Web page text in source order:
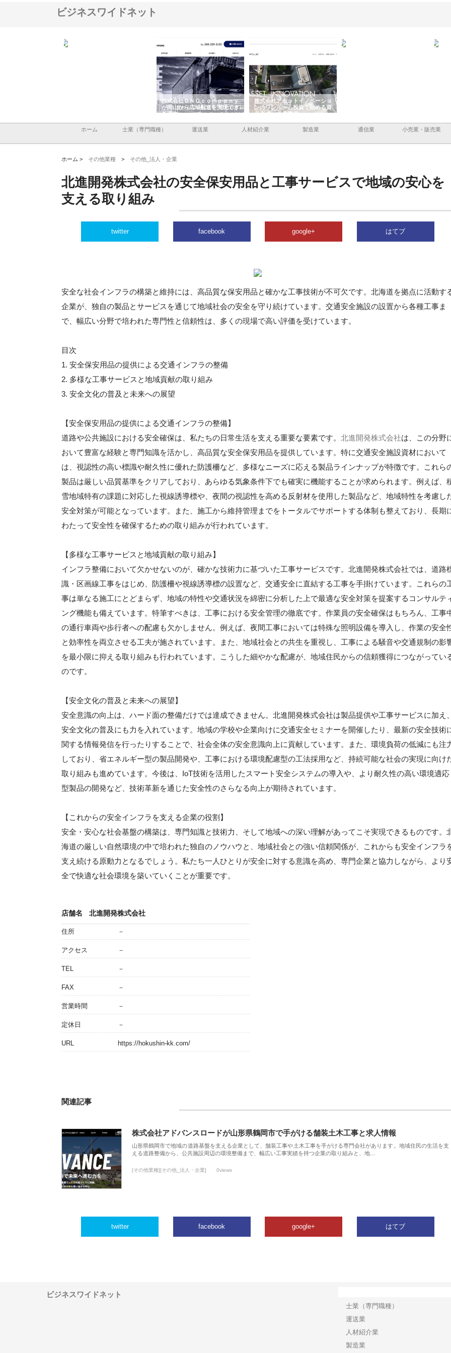
ビジネスワイドネット
株式会社ＯＮＯｃｏｍｐａｎｙ
が岡山から広域配送を実現でき
る理由
株式会社アセットイノベーショ
ンのワンルーム投資で始める資
産形成と老後準備
ホーム 士業（専門職種） 運送業 人材紹介業 製造業 通信業 小売業・販売業
ホーム > その他業種 > その他_法人・企業
北進開発株式会社の安全保安用品と工事サービスで地域の安心を
支える取り組み
twitter facebook google+ はてブ
安全な社会インフラの構築と維持には、高品質な保安用品と確かな工事技術が不可欠です。北海道を拠点に活動す
企業が、独自の製品とサービスを通じて地域社会の安全を守り続けています。交通安全施設の設置から各種工事ま
で、幅広い分野で培われた専門性と信頼性は、多くの現場で高い評価を受けています。
目次
1. 安全保安用品の提供による交通インフラの整備
2. 多様な工事サービスと地域貢献の取り組み
3. 安全文化の普及と未来への展望
【安全保安用品の提供による交通インフラの整備】
道路や公共施設における安全確保は、私たちの日常生活を支える重要な要素です。 北進開発株式会社は、この分野
おいて豊富な経験と専門知識を活かし、高品質な安全保安用品を提供しています。特に交通安全施設資材において
は、視認性の高い標識や耐久性に優れた防護柵など、多様なニーズに応える製品ラインナップが特徴です。これら
製品は厳しい品質基準をクリアしており、あらゆる気象条件下でも確実に機能することが求められます。例えば、
雪地域特有の課題に対応した視線誘導標や、夜間の視認性を高める反射材を使用した製品など、地域特性を考慮し
安全対策が可能となっています。また、施工から維持管理までをトータルでサポートする体制も整えており、長期
わたって安全性を確保するための取り組みが行われています。
【多様な工事サービスと地域貢献の取り組み】
インフラ整備において欠かせないのが、確かな技術力に基づいた工事サービスです。北進開発株式会社では、道路
識・区画線工事をはじめ、防護柵や視線誘導標の設置など、交通安全に直結する工事を手掛けています。これらの
事は単なる施工にとどまらず、地域の特性や交通状況を綿密に分析した上で最適な安全対策を提案するコンサルテ
ング機能も備えています。特筆すべきは、工事における安全管理の徹底です。作業員の安全確保はもちろん、工事
の通行車両や歩行者への配慮も欠かしません。例えば、夜間工事においては特殊な照明設備を導入し、作業の安全
と効率性を両立させる工夫が施されています。また、地域社会との共生を重視し、工事による騒音や交通規制の影
を最小限に抑える取り組みも行われています。こうした細やかな配慮が、地域住民からの信頼獲得につながってい
のです。
【安全文化の普及と未来への展望】
安全意識の向上は、ハード面の整備だけでは達成できません。北進開発株式会社は製品提供や工事サービスに加え、
安全文化の普及にも力を入れています。地域の学校や企業向けに交通安全セミナーを開催したり、最新の安全技術
関する情報発信を行ったりすることで、社会全体の安全意識向上に貢献しています。また、環境負荷の低減にも注
しており、省エネルギー型の製品開発や、工事における環境配慮型の工法採用など、持続可能な社会の実現に向け
取り組みも進めています。今後は、IoT技術を活用したスマート安全システムの導入や、より耐久性の高い環境適応
型製品の開発など、技術革新を通じた安全性のさらなる向上が期待されています。
【これからの安全インフラを支える企業の役割】
安全・安心な社会基盤の構築は、専門知識と技術力、そして地域への深い理解があってこそ実現できるものです。
海道の厳しい自然環境の中で培われた独自のノウハウと、地域社会との強い信頼関係が、これからも安全インフラ
支え続ける原動力となるでしょう。私たち一人ひとりが安全に対する意識を高め、専門企業と協力しながら、より
全で快適な社会環境を築いていくことが重要です。
店舗名 北進開発株式会社
住所 －
アクセス －
TEL －
FAX －
営業時間 －
定休日 －
URL https://hokushin-kk.com/
関連記事
株式会社アドバンスロードが山形県鶴岡市で手がける舗装土木工事と求人情報
山形県鶴岡市で地域の道路基盤を支える企業として、舗装工事や土木工事を手がける専門会社があります。地域住民の生活を支
える道路整備から、公共施設周辺の環境整備まで、幅広い工事実績を持つ企業の取り組みと、地…
[その他業種][その他_法人・企業] 0views
twitter facebook google+ はてブ
ビジネスワイドネット
士業（専門職種）
運送業
人材紹介業
製造業